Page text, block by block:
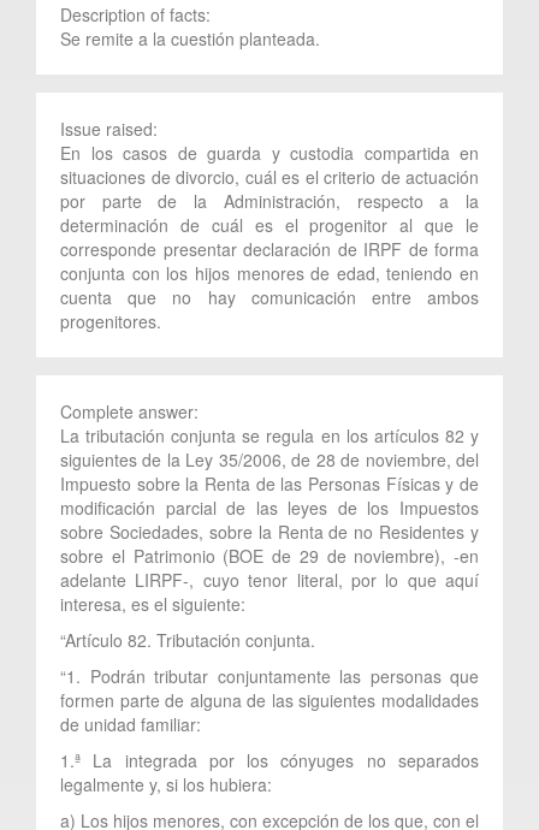
Description of facts:
Se remite a la cuestión planteada.
Issue raised:
En los casos de guarda y custodia compartida en
situaciones de divorcio, cuál es el criterio de actuación
por parte de la Administración, respecto a la
determinación de cuál es el progenitor al que le
corresponde presentar declaración de IRPF de forma
conjunta con los hijos menores de edad, teniendo en
cuenta que no hay comunicación entre ambos
progenitores.
Complete answer:
La tributación conjunta se regula en los artículos 82 y
siguientes de la Ley 35/2006, de 28 de noviembre, del
Impuesto sobre la Renta de las Personas Físicas y de
modificación parcial de las leyes de los Impuestos
sobre Sociedades, sobre la Renta de no Residentes y
sobre el Patrimonio (BOE de 29 de noviembre), -en
adelante LIRPF-, cuyo tenor literal, por lo que aquí
interesa, es el siguiente:
“Artículo 82. Tributación conjunta.
“1. Podrán tributar conjuntamente las personas que
formen parte de alguna de las siguientes modalidades
de unidad familiar:
1.ª La integrada por los cónyuges no separados
legalmente y, si los hubiera:
a) Los hijos menores, con excepción de los que, con el